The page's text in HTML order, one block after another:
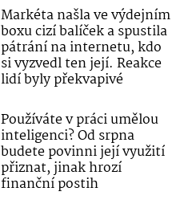
Markéta našla ve výdejním
boxu cizí balíček a spustila
pátrání na internetu, kdo
si vyzvedl ten její. Reakce
lidí byly překvapivé
Používáte v práci umělou
inteligenci? Od srpna
budete povinni její využití
přiznat, jinak hrozí
finanční postih